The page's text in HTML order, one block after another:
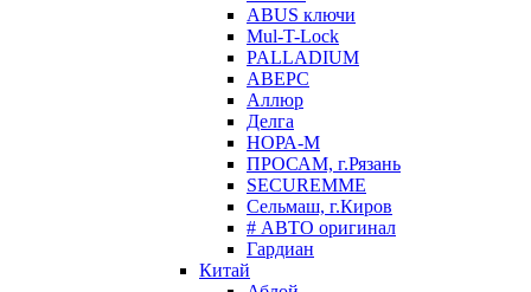
ABUS ключи
Mul-T-Lock
PALLADIUM
АВЕРС
Аллюр
Делга
НОРА-М
ПРОСАМ, г.Рязань
SECUREMME
Сельмаш, г.Киров
# АВТО оригинал
Гардиан
Китай